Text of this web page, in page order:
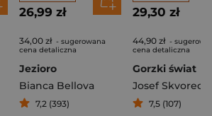
26,99 zł
34,00 zł - sugerowana
cena detaliczna
Jezioro
Bianca Bellova
7,2 (393)
29,30 zł
44,90 zł -
cena detaliczna
Gorzki świat
Josef
7,5 (107)